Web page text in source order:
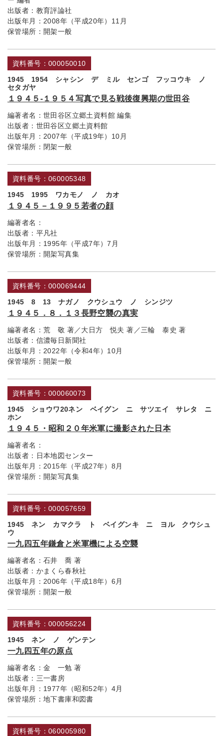
出版者： 教育評論社
出版年月： 2008年（平成20年）11月
保管場所： 開架一般
資料番号：000050010
1945 1954 シャシン デ ミル センゴ フッコウキ ノ
セタガヤ
１９４５‐１９５４写真で見る戦後復興期の世田谷
編著者名： 世田谷区立郷土資料館 編集
出版者： 世田谷区立郷土資料館
出版年月： 2007年（平成19年）10月
保管場所： 閉架一般
資料番号：060005348
1945 1995 ワカモノ ノ カオ
１９４５－１９９５若者の顔
編著者名：
出版者： 平凡社
出版年月： 1995年（平成7年）7月
保管場所： 開架写真集
資料番号：000069444
1945 8 13 ナガノ クウシュウ ノ シンジツ
１９４５．８．１３長野空襲の真実
編著者名： 荒 敬 著／大日方 悦夫 著／三輪 泰史 著
出版者： 信濃毎日新聞社
出版年月： 2022年（令和4年）10月
保管場所： 開架一般
資料番号：000060073
1945 ショウワ20ネン ベイグン ニ サツエイ サレタ ニ
ホン
１９４５・昭和２０年米軍に撮影された日本
編著者名：
出版者： 日本地図センター
出版年月： 2015年（平成27年）8月
保管場所： 開架写真集
資料番号：000057659
1945 ネン カマクラ ト ベイグンキ ニ ヨル クウシュ
ウ
一九四五年鎌倉と米軍機による空襲
編著者名： 石井 喬 著
出版者： かまくら春秋社
出版年月： 2006年（平成18年）6月
保管場所： 開架一般
資料番号：000056224
1945 ネン ノ ゲンテン
一九四五年の原点
編著者名： 金 一勉 著
出版者： 三一書房
出版年月： 1977年（昭和52年）4月
保管場所： 地下書庫和図書
資料番号：060005980